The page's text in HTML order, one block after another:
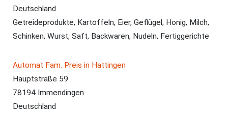
Deutschland
Getreideprodukte, Kartoffeln, Eier, Geflügel, Honig, Milch,
Schinken, Wurst, Saft, Backwaren, Nudeln, Fertiggerichte
Automat Fam. Preis in Hattingen
Hauptstraße 59
78194 Immendingen
Deutschland